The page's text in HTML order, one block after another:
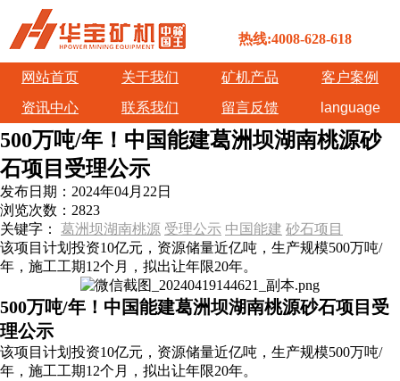
热线:4008-628-618
网站首页 关于我们 矿机产品
客户案例
资讯中心
联系我们 留言反馈 language
500万吨/年！中国能建葛洲坝湖南桃源砂
石项目受理公示
发布日期： 2024年04月22日
浏览次数： 2823
关键字： 葛洲坝湖南桃源 受理公示 中国能建 砂石项目
该项目计划投资10亿元，资源储量近亿吨，生产规模500万吨/
年，施工工期12个月，拟出让年限20年。
500万吨/年！中国能建葛洲坝湖南桃源砂石项目受
理公示
该项目计划投资10亿元，资源储量近亿吨，生产规模500万吨/
年，施工工期12个月，拟出让年限20年。